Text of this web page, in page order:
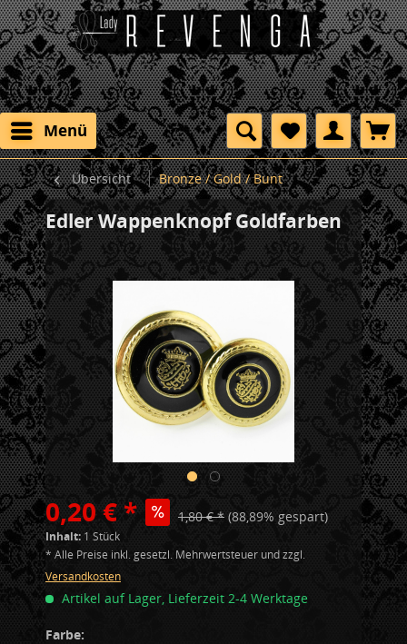
Menü
Übersicht Bronze / Gold / Bunt
Edler Wappenknopf Goldfarben
0,20 € * 1,80 € * (88,89% gespart)
Inhalt: 1 Stück
* Alle Preise inkl. gesetzl. Mehrwertsteuer und zzgl.
Versandkosten
Artikel auf Lager, Lieferzeit 2-4 Werktage
Farbe: